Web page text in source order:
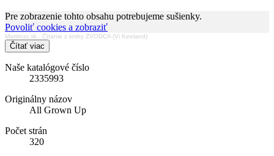
Pre zobrazenie tohto obsahu potrebujeme sušienky.
Povoliť cookies a zobraziť
Martinus.sk · Čítanie z knihy ZVODCA (Vi Keeland)
Čítať viac
Naše katalógové číslo
2335993
Originálny názov
All Grown Up
Počet strán
320